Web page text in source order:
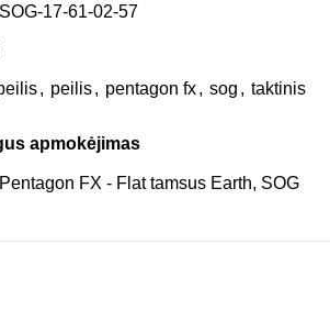
SOG-17-61-02-57
, peilis, pentagon fx, sog , taktinis
apmokėjimas